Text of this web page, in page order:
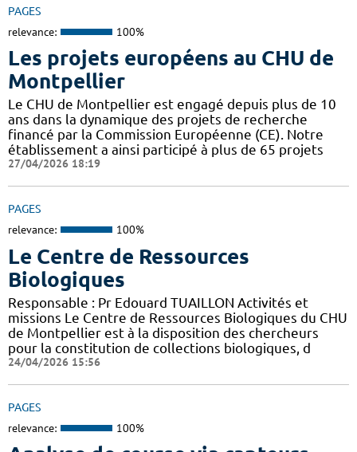
PAGES
relevance: 100%
Les projets européens au CHU de
Montpellier
Le CHU de Montpellier est engagé depuis plus de 10
ans dans la dynamique des projets de recherche
financé par la Commission Européenne (CE). Notre
établissement a ainsi participé à plus de 65 projets
27/04/2026 18:19
PAGES
relevance: 100%
Le Centre de Ressources
Biologiques
Responsable : Pr Edouard TUAILLON Activités et
missions Le Centre de Ressources Biologiques du CHU
de Montpellier est à la disposition des chercheurs
pour la constitution de collections biologiques, d
24/04/2026 15:56
PAGES
relevance: 100%